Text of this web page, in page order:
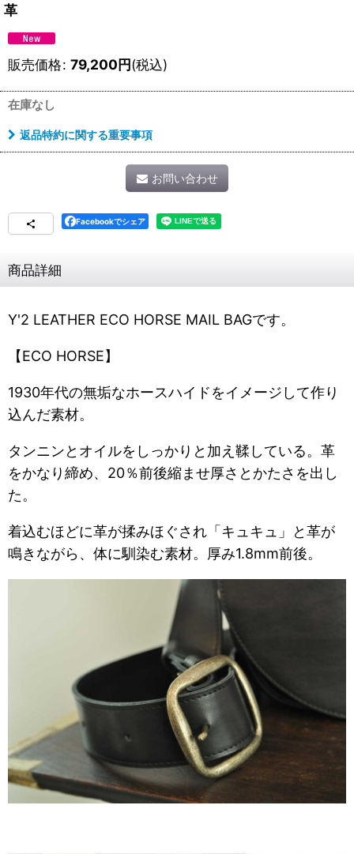
革
販売価格: 79,200円(税込)
在庫なし
返品特約に関する重要事項
お問い合わせ
Facebookでシェア
商品詳細
Y'2 LEATHER ECO HORSE MAIL BAGです。
【ECO HORSE】
1930年代の無垢なホースハイドをイメージして作り
込んだ素材。
タンニンとオイルをしっかりと加え 鞣している。革
をかなり締め、20％前後縮ませ厚さとかたさを出し
た。
着込むほどに革が揉みほぐされ「キュキュ」と革が
鳴きながら、体に馴染む素材。厚み1.8mm前後。